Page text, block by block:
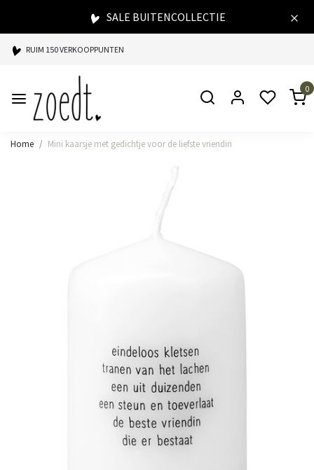
SALE BUITENCOLLECTIE
RUIM 150 VERKOOPPUNTEN
SPAARPUNTEN BIJ ELKE AANKOOP
SNELLE LEVERING
0
Home Mini kaarsje met gedichtje voor de liefste vriendin